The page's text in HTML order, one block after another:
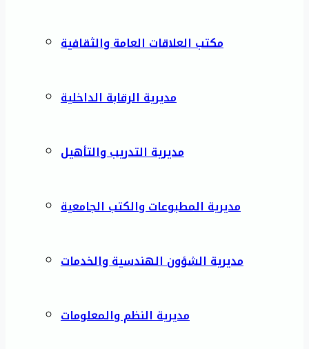
مكتب العلاقات العامة والثقافية
مديرية الرقابة الداخلية
مديرية التدريب والتأهيل
مديرية المطبوعات والكتب الجامعية
مديرية الشؤون الهندسية والخدمات
مديرية النظم والمعلومات